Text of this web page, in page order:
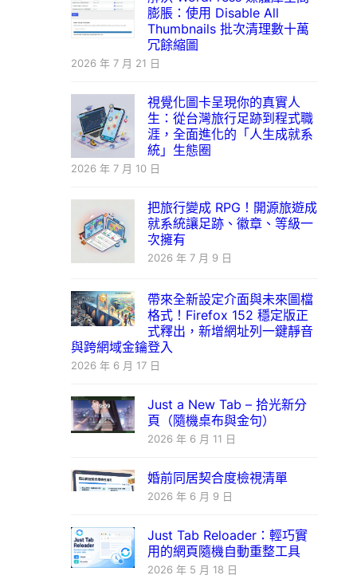
膨脹：使用 Disable All
Thumbnails 批次清理數十萬
冗餘縮圖
2026 年 7 月 21 日
視覺化圖卡呈現你的真實人
生：從台灣旅行足跡到程式職
涯，全面進化的「人生成就系
統」生態圈
2026 年 7 月 10 日
把旅行變成 RPG！開源旅遊成
就系統讓足跡、徽章、等級一
次擁有
2026 年 7 月 9 日
帶來全新設定介面與未來圖檔
格式！Firefox 152 穩定版正
式釋出，新增網址列一鍵靜音
與跨網域金鑰登入
2026 年 6 月 17 日
Just a New Tab – 拾光新分
頁（隨機桌布與金句）
2026 年 6 月 11 日
婚前同居契合度檢視清單
2026 年 6 月 9 日
Just Tab Reloader：輕巧實
用的網頁隨機自動重整工具
2026 年 5 月 18 日